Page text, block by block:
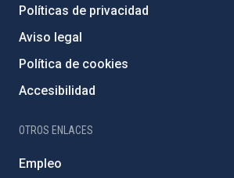
Políticas de privacidad
Aviso legal
Política de cookies
Accesibilidad
OTROS ENLACES
Empleo